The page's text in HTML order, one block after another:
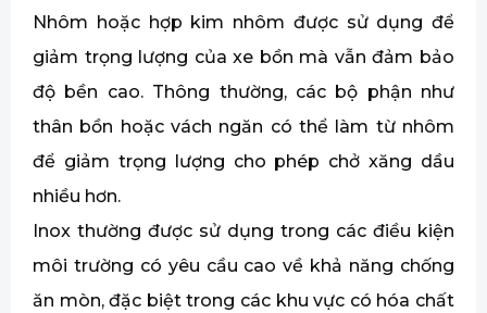
Nhôm hoặc hợp kim nhôm được sử dụng để
giảm trọng lượng của xe bồn mà vẫn đảm bảo
độ bền cao. Thông thường, các bộ phận như
thân bồn hoặc vách ngăn có thể làm từ nhôm
để giảm trọng lượng cho phép chở xăng dầu
nhiều hơn.
Inox thường được sử dụng trong các điều kiện
môi trường có yêu cầu cao về khả năng chống
ăn mòn, đặc biệt trong các khu vực có hóa chất